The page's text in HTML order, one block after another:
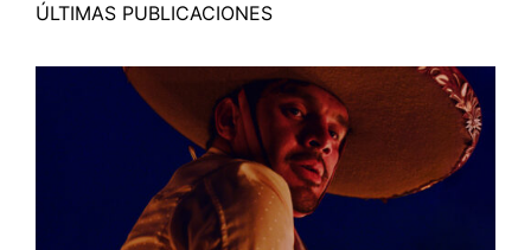
ÚLTIMAS PUBLICACIONES